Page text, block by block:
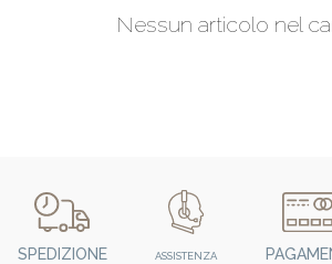
Nessun articolo nel
SPEDIZIONE ASSISTENZA